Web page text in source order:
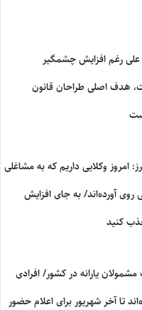
رغم افزایش چشمگیر
هدف اصلی طراحان قانون
امروز وکلایی داریم که به مشاغلی
روی آورده‌اند/ به جای افزایش
کنید
مشمولان یارانه در کشور/ افرادی
تا آخر شهریور برای اعلام حضور